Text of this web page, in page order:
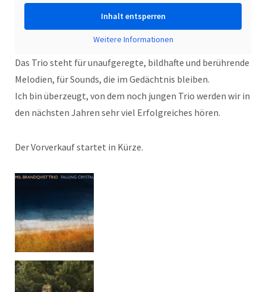
Inhalt entsperren
Weitere Informationen
Das Trio steht für unaufgeregte, bildhafte und berührende
Melodien, für Sounds, die im Gedächtnis bleiben.
Ich bin überzeugt, von dem noch jungen Trio werden wir in
den nächsten Jahren sehr viel Erfolgreiches hören.
Der Vorverkauf startet in Kürze.